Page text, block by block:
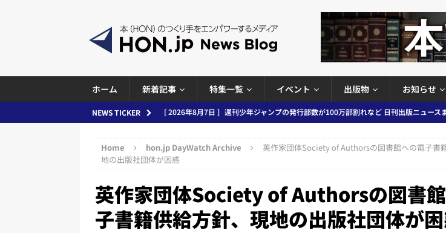
ホーム 新着記事 特集一覧 イベント 出版物 お知らせ
NEWS TICKER [ 2026年8月7日 ] 週刊少年ジャンプの発行部数が100万部割れなど 日刊出版ニュー
[ 2026年8月6日 ] ラップも読書など 日刊出版ニュースまとめ 2026.08.06
日刊出
ースまとめ 2026.08.05
日刊出版ニュースまとめ
[ 2026年8月4日 ] 小学館「マンガワン」問題の第三者委員会調査報告書を公開など 日
Home hon.jp DayWatch Archive
英作家団体Society of Authorsの図書館への電子書
地の出版社団体が困惑
英作家団体Society of Authorsの図書
子書籍供給方針、現地の出版社団体が